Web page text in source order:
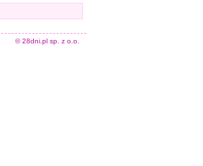
© 28dni.pl sp. z o.o.